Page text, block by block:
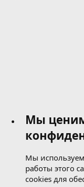
Мы
Мы
работы этого
cookies для